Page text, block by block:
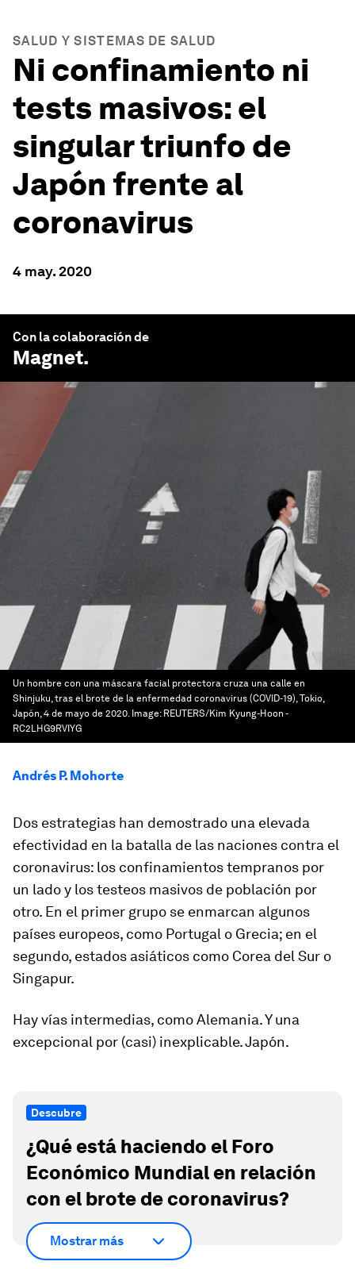
SALUD Y SISTEMAS DE SALUD
Ni confinamiento ni
tests masivos: el
singular triunfo de
Japón frente al
coronavirus
4 may. 2020
Con la colaboración de
Magnet.
Un hombre con una máscara facial protectora cruza una calle en
Shinjuku, tras el brote de la enfermedad coronavirus (COVID-19), Tokio,
Japón, 4 de mayo de 2020. Image: REUTERS/Kim Kyung-Hoon -
RC2LHG9RVIYG
Andrés P. Mohorte
Dos estrategias han demostrado una elevada
efectividad en la batalla de las naciones contra el
coronavirus: los confinamientos tempranos por
un lado y los testeos masivos de población por
otro. En el primer grupo se enmarcan algunos
países europeos, como Portugal o Grecia; en el
segundo, estados asiáticos como Corea del Sur o
Singapur.
Hay vías intermedias, como Alemania. Y una
excepcional por (casi) inexplicable. Japón.
Descubre
¿Qué está haciendo el Foro
Económico Mundial en relación
con el brote de coronavirus?
Mostrar más